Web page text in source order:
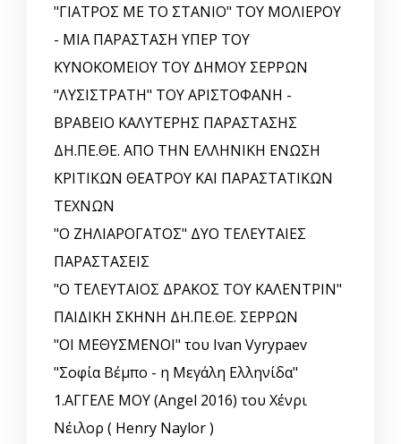
"ΓΙΑΤΡΟΣ ΜΕ ΤΟ ΣΤΑΝΙΟ" ΤΟΥ ΜΟΛΙΕΡΟΥ
- ΜΙΑ ΠΑΡΑΣΤΑΣΗ ΥΠΕΡ ΤΟΥ
ΚΥΝΟΚΟΜΕΙΟΥ ΤΟΥ ΔΗΜΟΥ ΣΕΡΡΩΝ
"ΛΥΣΙΣΤΡΑΤΗ" ΤΟΥ ΑΡΙΣΤΟΦΑΝΗ -
ΒΡΑΒΕΙΟ ΚΑΛΥΤΕΡΗΣ ΠΑΡΑΣΤΑΣΗΣ
ΔΗ.ΠΕ.ΘΕ. ΑΠΟ ΤΗΝ ΕΛΛΗΝΙΚΗ EΝΩΣΗ
ΚΡΙΤΙΚΩΝ ΘΕΑΤΡΟΥ ΚΑΙ ΠΑΡΑΣΤΑΤΙΚΩΝ
ΤΕΧΝΩΝ
"Ο ΖΗΛΙΑΡΟΓΑΤΟΣ" ΔΥΟ ΤΕΛΕΥΤΑΙΕΣ
ΠΑΡΑΣΤΑΣΕΙΣ
"Ο ΤΕΛΕΥΤΑΙΟΣ ΔΡΑΚΟΣ ΤΟΥ ΚΑΛΕΝΤΡΙΝ"
ΠΑΙΔΙΚΗ ΣΚΗΝΗ ΔΗ.ΠΕ.ΘΕ. ΣΕΡΡΩΝ
"ΟΙ ΜΕΘΥΣΜΕΝΟΙ" του Ivan Vyrypaev
"Σοφία Βέμπο - η Μεγάλη Ελληνίδα"
1.ΑΓΓΕΛΕ ΜΟΥ (Angel 2016) του Χένρι
Νέιλορ ( Henry Naylor )